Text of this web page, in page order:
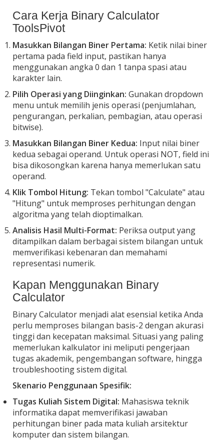
Cara Kerja Binary Calculator
ToolsPivot
Masukkan Bilangan Biner Pertama: Ketik nilai biner
pertama pada field input, pastikan hanya
menggunakan angka 0 dan 1 tanpa spasi atau
karakter lain.
Pilih Operasi yang Diinginkan: Gunakan dropdown
menu untuk memilih jenis operasi (penjumlahan,
pengurangan, perkalian, pembagian, atau operasi
bitwise).
Masukkan Bilangan Biner Kedua: Input nilai biner
kedua sebagai operand. Untuk operasi NOT, field ini
bisa dikosongkan karena hanya memerlukan satu
operand.
Klik Tombol Hitung: Tekan tombol "Calculate" atau
"Hitung" untuk memproses perhitungan dengan
algoritma yang telah dioptimalkan.
Analisis Hasil Multi-Format: Periksa output yang
ditampilkan dalam berbagai sistem bilangan untuk
memverifikasi kebenaran dan memahami
representasi numerik.
Kapan Menggunakan Binary
Calculator
Binary Calculator menjadi alat esensial ketika Anda
perlu memproses bilangan basis-2 dengan akurasi
tinggi dan kecepatan maksimal. Situasi yang paling
memerlukan kalkulator ini meliputi pengerjaan
tugas akademik, pengembangan software, hingga
troubleshooting sistem digital.
Skenario Penggunaan Spesifik:
Tugas Kuliah Sistem Digital: Mahasiswa teknik
informatika dapat memverifikasi jawaban
perhitungan biner pada mata kuliah arsitektur
komputer dan sistem bilangan.